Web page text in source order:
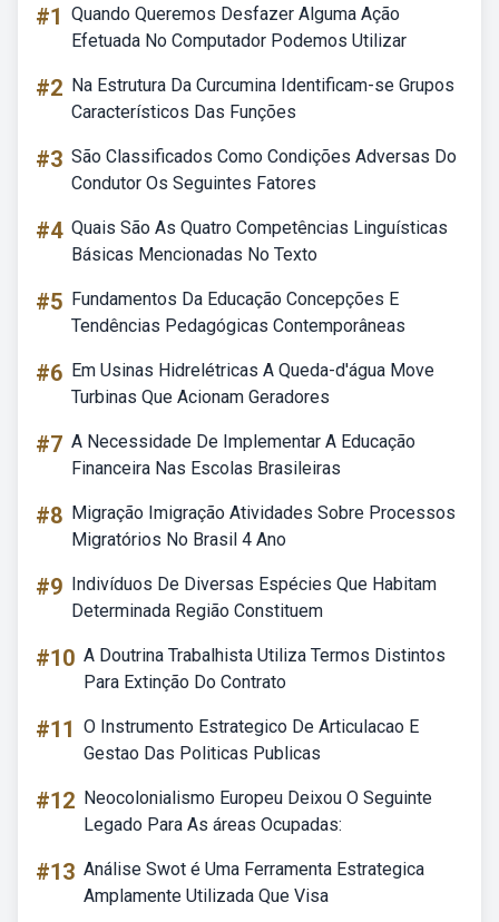
#1 Quando Queremos Desfazer Alguma Ação
Efetuada No Computador Podemos Utilizar
#2 Na Estrutura Da Curcumina Identificam-se Grupos
Característicos Das Funções
#3 São Classificados Como Condições Adversas Do
Condutor Os Seguintes Fatores
#4 Quais São As Quatro Competências Linguísticas
Básicas Mencionadas No Texto
#5 Fundamentos Da Educação Concepções E
Tendências Pedagógicas Contemporâneas
#6 Em Usinas Hidrelétricas A Queda-d'água Move
Turbinas Que Acionam Geradores
#7 A Necessidade De Implementar A Educação
Financeira Nas Escolas Brasileiras
#8 Migração Imigração Atividades Sobre Processos
Migratórios No Brasil 4 Ano
#9 Indivíduos De Diversas Espécies Que Habitam
Determinada Região Constituem
#10 A Doutrina Trabalhista Utiliza Termos Distintos
Para Extinção Do Contrato
#11 O Instrumento Estrategico De Articulacao E
Gestao Das Politicas Publicas
#12 Neocolonialismo Europeu Deixou O Seguinte
Legado Para As áreas Ocupadas:
#13 Análise Swot é Uma Ferramenta Estrategica
Amplamente Utilizada Que Visa